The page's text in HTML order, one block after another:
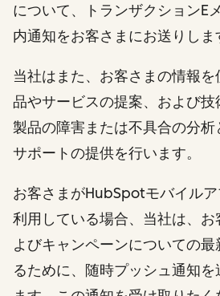
について、トランザクションE
内通知をお客さまにお送りしま
当社はまた、お客さまの情報
品やサービスの提案、および
製品の障害または不具合の分
サポートの提供を行います。
お客さまがHubSpotモバイル
利用している場合、当社は、
よびキャンペーンについての
るために、随時プッシュ通知を